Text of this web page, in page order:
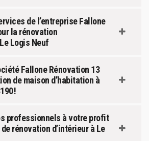
de l’entreprise Fallone
la rénovation
Logis Neuf
Fallone Rénovation 13
de maison d’habitation à
!
professionnels à votre profit
rénovation d’intérieur à Le